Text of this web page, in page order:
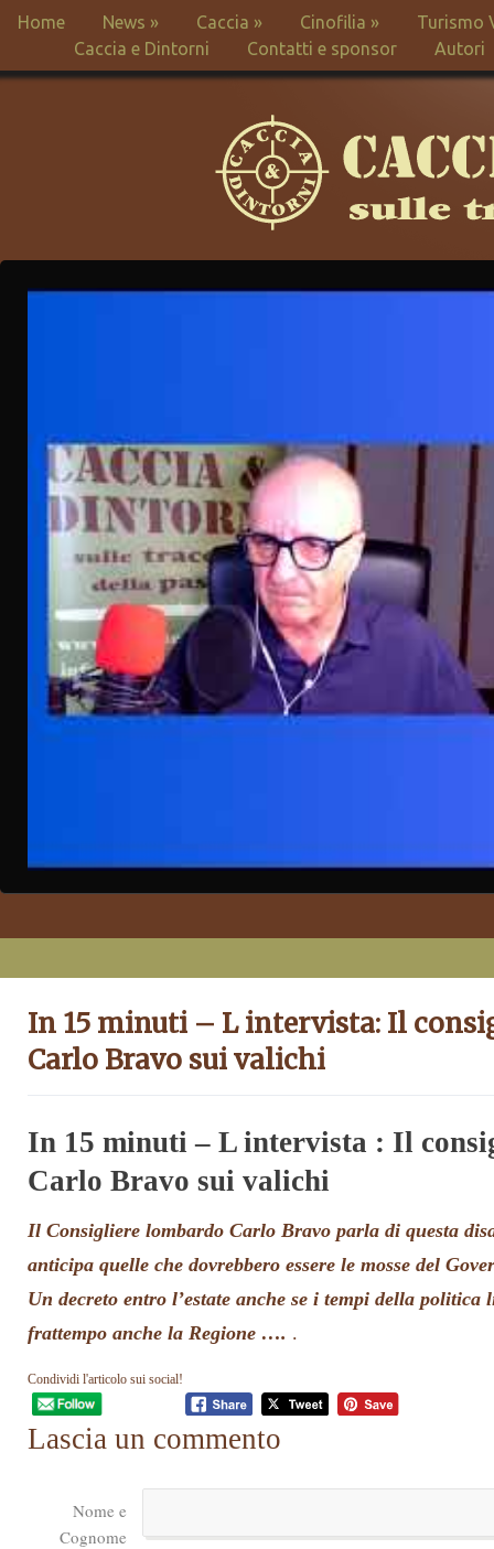
Home News » Caccia » Cinofilia »
Turismo
Caccia e Dintorni
Contatti e sponsor Autori
In 15 minuti – L intervista: Il
Carlo Bravo sui valichi
In 15 minuti – L intervista : Il
Carlo Bravo sui valichi
Il Consigliere lombardo Carlo Bravo parla di questa
anticipa quelle che dovrebbero essere le mosse del
Un decreto entro l’estate anche se i tempi della politica
frattempo anche la Regione …. .
Condividi l'articolo sui social!
Lascia un commento
Nome e
Cognome